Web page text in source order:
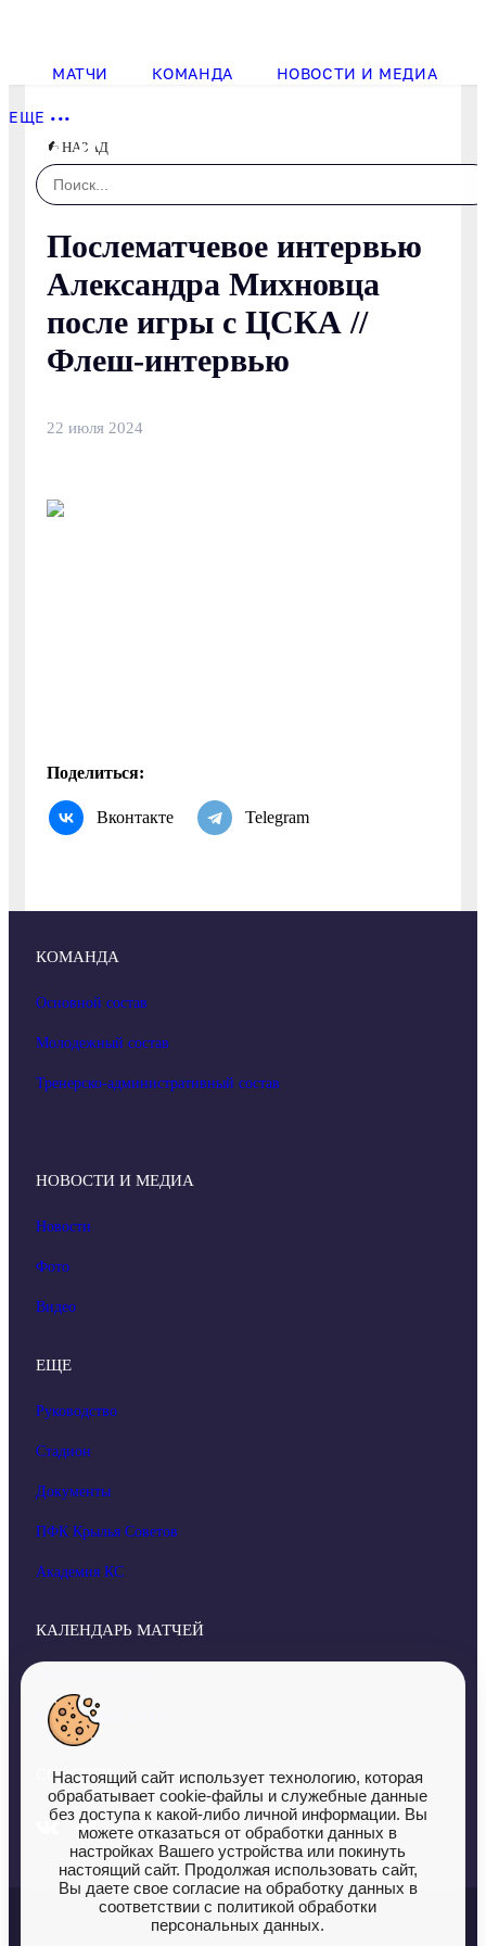
МАТЧИ КОМАНДА НОВОСТИ И МЕДИА
ЕЩЕ •••
Search
...
НАЗАД
Послематчевое интервью
Александра Михновца
после игры с ЦСКА //
Флеш-интервью
22 июля 2024
Поделиться:
Вконтакте Telegram
КОМАНДА
Основной состав
Молодежный состав
Тренерско-административный состав
НОВОСТИ И МЕДИА
Новости
Фото
Видео
ЕЩЕ
Руководство
Стадион
Документы
ПФК Крылья Советов
Академия КС
КАЛЕНДАРЬ МАТЧЕЙ
Молодежный состав
СОЦСЕТИ
Настоящий сайт использует технологию, которая
обрабатывает cookie-файлы и служебные данные
без доступа к какой-либо личной информации. Вы
можете отказаться от обработки данных в
настройках Вашего устройства или покинуть
настоящий сайт. Продолжая использовать сайт,
Вы даете свое согласие на обработку данных в
соответствии с политикой обработки
персональных данных.